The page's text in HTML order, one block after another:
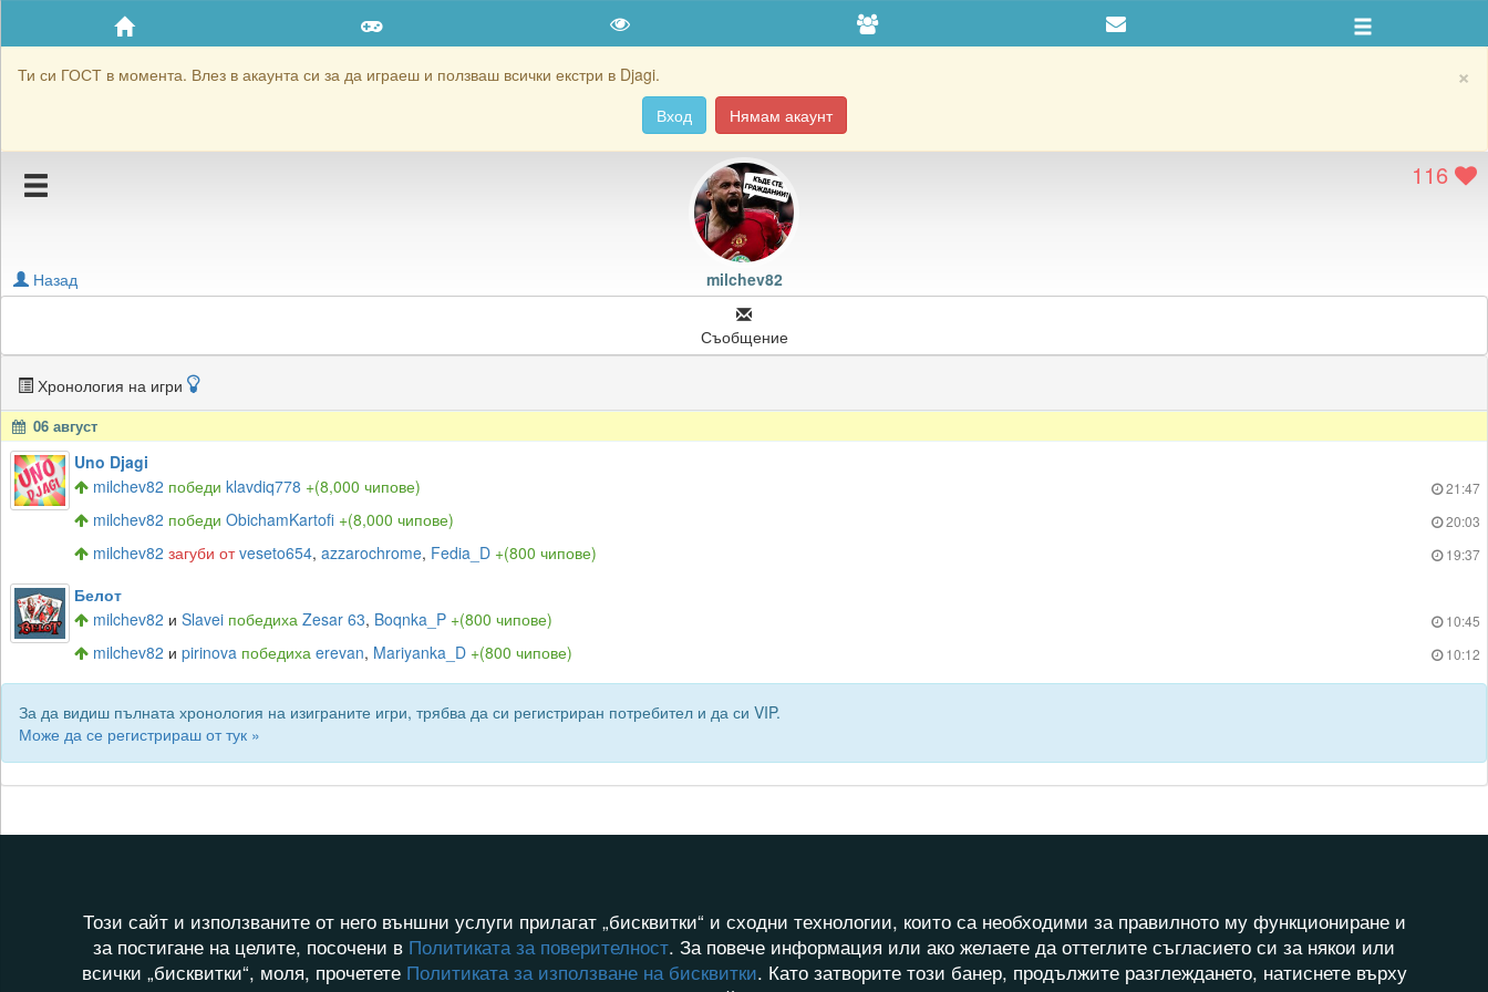
×
Ти си ГОСТ в момента. Влез в акаунта си за да играеш и ползваш всички екстри в Djagi.
Вход
Нямам акаунт
Приятели
Хронология на игри
Блокирай milchev82
116
milchev82
Назад
Съобщение
Хронология на игри
06 август
Uno Djagi
milchev82 победи klavdiq778 +(8,000 чипове) 21:47
milchev82 победи ObichamKartofi +(8,000 чипове) 20:03
milchev82 загуби от veseto654, azzarochrome, Fedia_D +(800 чипове) 19:37
Белот
milchev82 и Slavei победиха Zesar 63, Boqnka_P +(800 чипове) 10:45
milchev82 и pirinova победиха erevan, Mariyanka_D +(800 чипове) 10:12
За да видиш пълната хронология на изиграните игри, трябва да си регистриран потребител и да си VIP.
Може да се регистрираш от тук »
Този сайт и използваните от него външни услуги прилагат „бисквитки“ и сходни технологии, които са необходими за правилното му функциониране и
за постигане на целите, посочени в Политиката за поверителност. За повече информация или ако желаете да оттеглите съгласието си за някои или
всички „бисквитки“, моля, прочетете Политиката за използване на бисквитки. Като затворите този банер, продължите разглеждането, натиснете върху